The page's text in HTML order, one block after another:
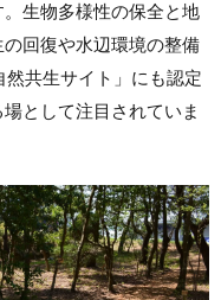
生物多様性の保全と地
回復や水辺環境の整備
共生サイト」にも認定
として注目されていま